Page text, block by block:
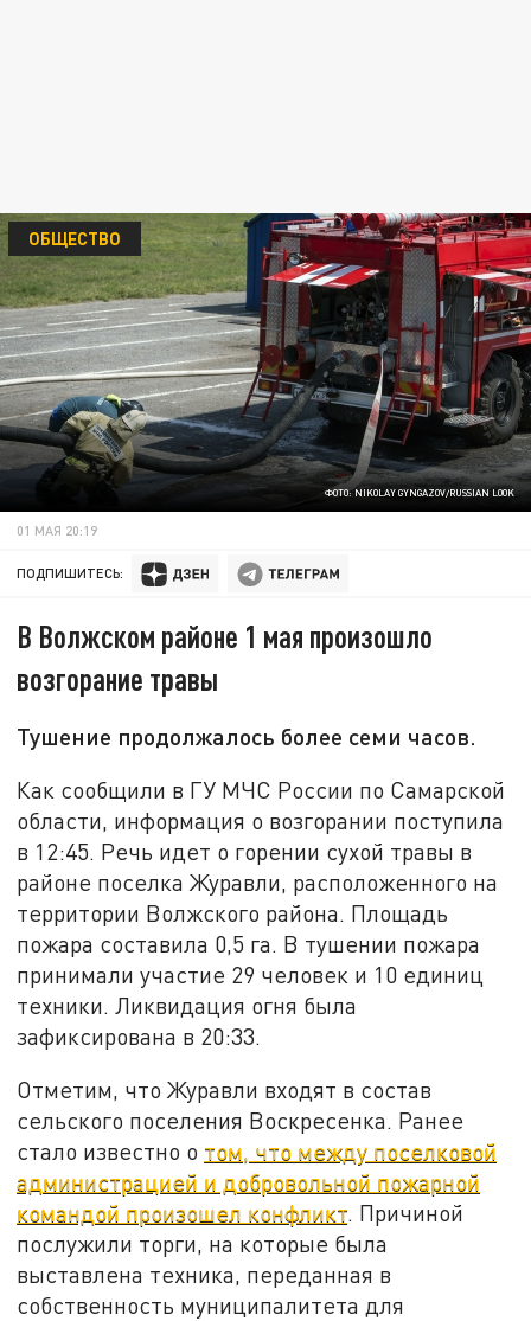
ФОТО: NIKOLAY GYNGAZOV/RUSSIAN LOOK
ОБЩЕСТВО
01 МАЯ 20:19
ПОДПИШИТЕСЬ:
В Волжском районе 1 мая произошло
возгорание травы
Тушение продолжалось более семи часов.
Как сообщили в ГУ МЧС России по Самарской
области, информация о возгорании поступила
в 12:45. Речь идет о горении сухой травы в
районе поселка Журавли, расположенного на
территории Волжского района. Площадь
пожара составила 0,5 га. В тушении пожара
принимали участие 29 человек и 10 единиц
техники. Ликвидация огня была
зафиксирована в 20:33.
Отметим, что Журавли входят в состав
сельского поселения Воскресенка. Ранее
стало известно о том, что между поселковой
администрацией и добровольной пожарной
командой произошел конфликт. Причиной
послужили торги, на которые была
выставлена техника, переданная в
собственность муниципалитета для